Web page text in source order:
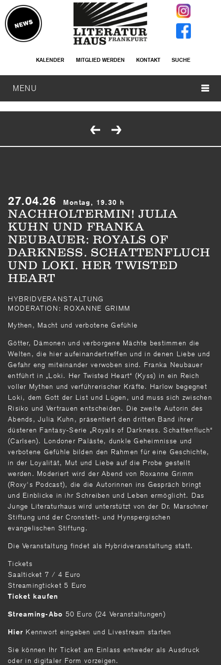
KALENDER MITGLIED WERDEN KONTAKT SUCHE
MENU
27.04.26 Montag, 19.30 h
NACHHOLTERMIN! JULIA
KUHN UND FRANKA
NEUBAUER: ROYALS OF
DARKNESS. SCHATTENFLUCH
UND LOKI. HER TWISTED
HEART
HYBRIDVERANSTALTUNG
MODERATION: ROXANNE GRIMM
Mythen, Macht und verbotene Gefühle
Götter, Dämonen und verborgene Mächte bestimmen die
Welten, die hier aufeinandertreffen und in denen Liebe und
Gefahr eng miteinander verwoben sind. Franka Neubauer
entführt in „Loki. Her Twisted Heart“ (Kyss) in ein Reich
voller Mythen und verführerischer Kräfte. Harlow begegnet
Loki, dem Gott der List und Lügen, und muss sich zwischen
Risiko und Vertrauen entscheiden. Die zweite Autorin des
Abends, Julia Kuhn, präsentiert den dritten Band ihrer
düsteren Fantasy-Serie „Royals of Darkness. Schattenfluch“
(Carlsen). Londoner Paläste, dunkle Geheimnisse und
verbotene Gefühle bilden den Rahmen für eine Geschichte,
in der Loyalität, Mut und Liebe auf die Probe gestellt
werden. Moderiert wird der Abend von Roxanne Grimm
(Roxy's Podcast), die die Autorinnen ins Gespräch bringt
und Einblicke in ihr Schreiben und Leben ermöglicht. Das
Junge Literaturhaus wird unterstützt von der Dr. Marschner
Stiftung und der Cronstett- und Hynspergischen
evangelischen Stiftung.
Die Veranstaltung findet als Hybridveranstaltung statt.
Tickets
Saalticket 7 / 4 Euro
Streamingticket 5 Euro
Ticket kaufen
Streaming-Abo 50 Euro (24 Veranstaltungen)
Hier Kennwort eingeben und Livestream starten
Sie können Ihr Ticket am Einlass entweder als Ausdruck
oder in digitaler Form vorzeigen.